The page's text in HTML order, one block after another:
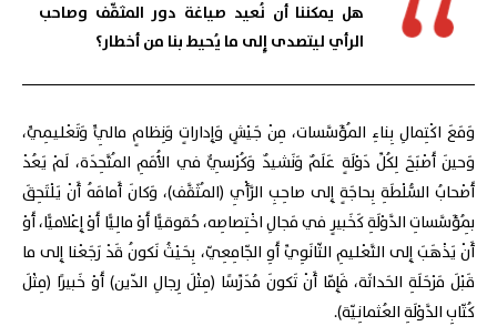
هل يمكننا أن نُعيد صياغة دور المثقّف وصاحب
الرأي ليتصدى إِلى ما يُحيط بنا من أخطار؟
وَمَعَ اكْتِمالِ بِناءِ المُؤَسَّسات، مِنْ جَيْشٍ وَإِداراتٍ وَنِظامٍ مالِيٍّ وَتَعْليمِيٍّ،
وَحينَ أَصْبَحَ لِكُلِّ دَوْلَةٍ عَلَمٌ وَنَشيدٌ وَكُرْسِيٌّ في الأُمَمِ المُتَّحِدَة، لَمْ يَعُدْ
أَصْحابُ السُّلْطَةِ بِحاجَةٍ إِلى صاحِبِ الرَّأْيِ (المُثَقَّف)، وَكانَ أَمامَهُ أَنْ يَلْتَحِقَ
بِمُؤَسَّساتِ الدَّوْلَةِ كَخَبيرٍ في مَجالِ اخْتِصاصِه، حُقوقيًّا أَوْ مالِيًّا أَوْ إِعْلاميًّا، أَوْ
أَنْ يَذْهَبَ إِلى التَّعْليمِ الثّانَوِيِّ أَوِ الجّامِعِيّ، بِحَيْثُ نَكونُ قَدْ رَجَعْنا إِلى ما
قَبْلَ مَرْحَلَةِ الحَداثَة، فَإِمّا أَنْ تَكونَ مُدَرِّسًا (مِثْلَ رِجالِ الدّين) أَوْ خَبيرًا (مِثْلَ
كُتّابِ الدَّوْلَةِ العُثمانِيّة).